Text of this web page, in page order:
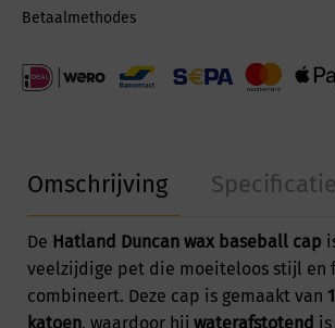
Betaalmethodes
Omschrijving
De Hatland Duncan wax baseball cap
veelzijdige pet die moeiteloos stijl
combineert. Deze cap is gemaakt van
katoen, waardoor hij waterafstotend